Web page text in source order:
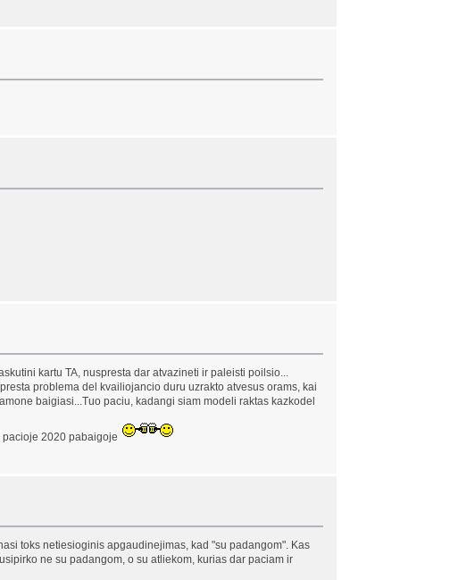
kartu TA, nuspresta dar atvazineti ir paleisti poilsio...
problema del kvailiojancio duru uzrakto atvesus orams, kai
baigiasi...Tuo paciu, kadangi siam modeli raktas kazkodel
pacioje 2020 pabaigoje
toks netiesioginis apgaudinejimas, kad "su padangom". Kas
ne su padangom, o su atliekom, kurias dar paciam ir